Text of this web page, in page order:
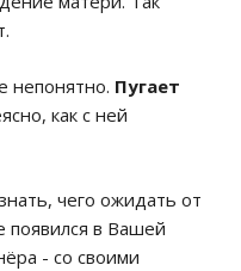
непонятно. Пугает
как с ней
чего ожидать от
в Вашей
- со своими